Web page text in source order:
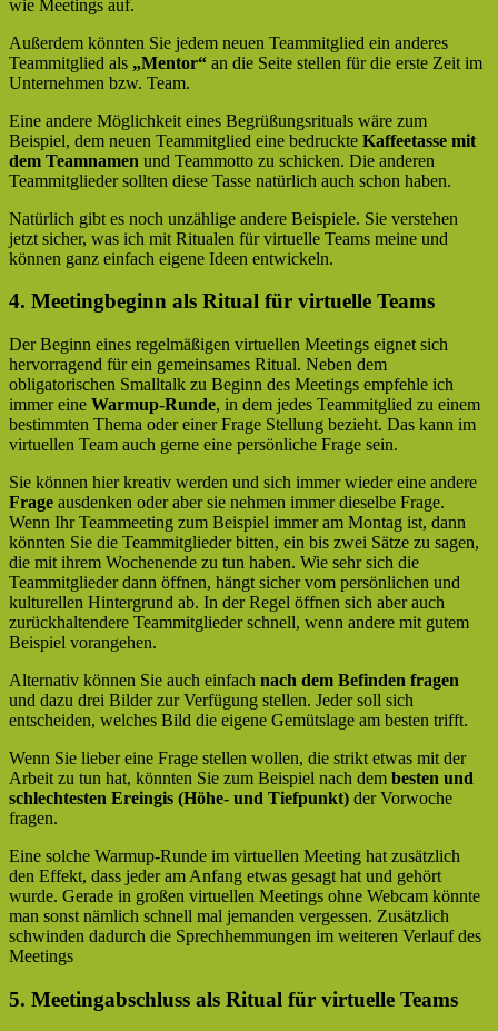
wie Meetings auf.
Außerdem könnten Sie jedem neuen Teammitglied ein anderes
Teammitglied als „Mentor“ an die Seite stellen für die erste Zeit im
Unternehmen bzw. Team.
Eine andere Möglichkeit eines Begrüßungsrituals wäre zum
Beispiel, dem neuen Teammitglied eine bedruckte Kaffeetasse mit
dem Teamnamen und Teammotto zu schicken. Die anderen
Teammitglieder sollten diese Tasse natürlich auch schon haben.
Natürlich gibt es noch unzählige andere Beispiele. Sie verstehen
jetzt sicher, was ich mit Ritualen für virtuelle Teams meine und
können ganz einfach eigene Ideen entwickeln.
4. Meetingbeginn als Ritual für virtuelle Teams
Der Beginn eines regelmäßigen virtuellen Meetings eignet sich
hervorragend für ein gemeinsames Ritual. Neben dem
obligatorischen Smalltalk zu Beginn des Meetings empfehle ich
immer eine Warmup-Runde, in dem jedes Teammitglied zu einem
bestimmten Thema oder einer Frage Stellung bezieht. Das kann im
virtuellen Team auch gerne eine persönliche Frage sein.
Sie können hier kreativ werden und sich immer wieder eine andere
Frage ausdenken oder aber sie nehmen immer dieselbe Frage.
Wenn Ihr Teammeeting zum Beispiel immer am Montag ist, dann
könnten Sie die Teammitglieder bitten, ein bis zwei Sätze zu sagen,
die mit ihrem Wochenende zu tun haben. Wie sehr sich die
Teammitglieder dann öffnen, hängt sicher vom persönlichen und
kulturellen Hintergrund ab. In der Regel öffnen sich aber auch
zurückhaltendere Teammitglieder schnell, wenn andere mit gutem
Beispiel vorangehen.
Alternativ können Sie auch einfach nach dem Befinden fragen
und dazu drei Bilder zur Verfügung stellen. Jeder soll sich
entscheiden, welches Bild die eigene Gemütslage am besten trifft.
Wenn Sie lieber eine Frage stellen wollen, die strikt etwas mit der
Arbeit zu tun hat, könnten Sie zum Beispiel nach dem besten und
schlechtesten Ereingis (Höhe- und Tiefpunkt) der Vorwoche
fragen.
Eine solche Warmup-Runde im virtuellen Meeting hat zusätzlich
den Effekt, dass jeder am Anfang etwas gesagt hat und gehört
wurde. Gerade in großen virtuellen Meetings ohne Webcam könnte
man sonst nämlich schnell mal jemanden vergessen. Zusätzlich
schwinden dadurch die Sprechhemmungen im weiteren Verlauf des
Meetings
5. Meetingabschluss als Ritual für virtuelle Teams